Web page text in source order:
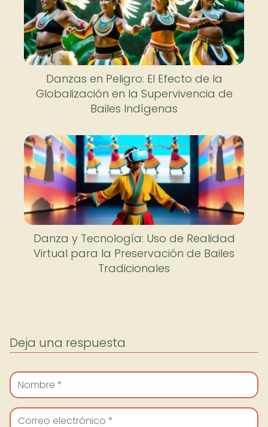
Danzas en Peligro: El Efecto de la
Globalización en la Supervivencia de
Bailes Indígenas
Danza y Tecnología: Uso de Realidad
Virtual para la Preservación de Bailes
Tradicionales
Deja una respuesta